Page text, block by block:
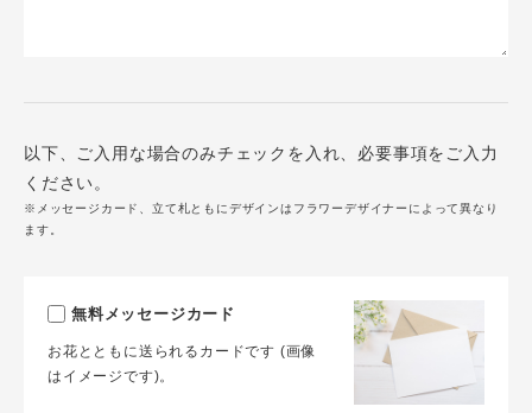
以下、ご入用な場合のみチェックを入れ、必要事項をご入力
ください。
※メッセージカード、立て札ともにデザインはフラワーデザイナーによって異なり
ます。
無料メッセージカード
お花とともに送られるカードです (画像
はイメージです)。